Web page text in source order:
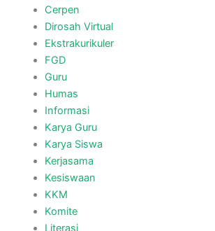
Cerpen
Dirosah Virtual
Ekstrakurikuler
FGD
Guru
Humas
Informasi
Karya Guru
Karya Siswa
Kerjasama
Kesiswaan
KKM
Komite
Literasi